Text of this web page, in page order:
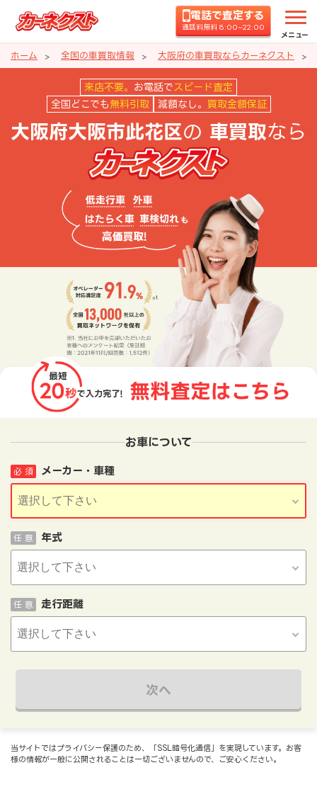
電話で査定する
通話料無料 8:00~22:00
メニュー
ホーム 全国の車買取情報 大阪府の車買取ならカーネクスト
大阪府大阪市此花区の車買取な
来店不要。 お電話で スピード査定
全国どこでも 無料引取 減額なし。 買取金額保証
大阪府大阪市此花区の 車買取なら
お車について
メーカー・車種
必 須
年式
任 意
走行距離
任 意
次へ
当サイトではプライバシー保護のため、「SSL暗号化通信」を実現しています。お客
様の情報が一般に公開されることは一切ございませんので、ご安心ください。